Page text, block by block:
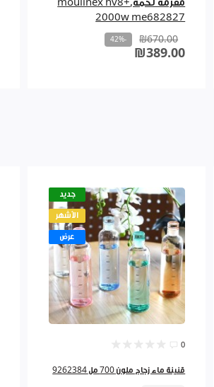
مفرمة لحمة,moulinex hv8+
2000w me682827
₪670.00
-42%
₪389.00
جديد
الأشهر
عرض
0
قنينة ماء زجاج ملون 700 مل 9262384